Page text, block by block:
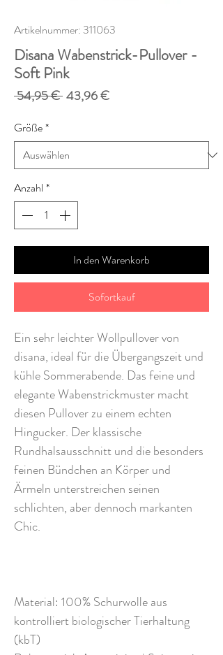
Artikelnummer: 311063
Disana Wabenstrick-Pullover -
Soft Pink
54,95 € Standardpreis
43,96 €Sale-
Größe*
Anzahl *
In den Warenkorb
Sofortkauf
Ein sehr leichter Wollpullover von
disana, ideal für die Übergangszeit und
kühle Sommerabende. Das feine und
elegante Wabenstrickmuster macht
diesen Pullover zu einem echten
Hingucker. Der klassische
Rundhalsausschnitt und die besonders
feinen Bündchen an Körper und
Ärmeln unterstreichen seinen
schlichten, aber dennoch markanten
Chic.
Material: 100% Schurwolle aus
kontrolliert biologischer Tierhaltung
(kbT)